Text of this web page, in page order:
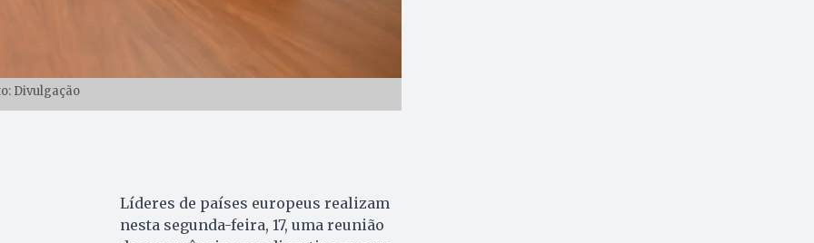
Divulgação
Líderes de países europeus realizam
nesta segunda-feira, 17, uma reunião